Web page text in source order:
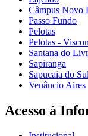
Câmpus Novo
Passo Fundo
Pelotas
Pelotas -
Santana do
Sapiranga
Sapucaia do Sul
Venâncio Aires
Acesso à